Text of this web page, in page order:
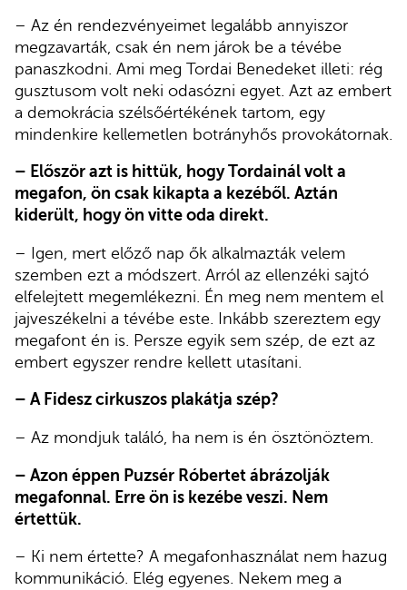
– Az én rendezvényeimet legalább annyiszor
megzavarták, csak én nem járok be a tévébe
panaszkodni. Ami meg Tordai Benedeket illeti: rég
gusztusom volt neki odasózni egyet. Azt az embert
a demokrácia szélsőértékének tartom, egy
mindenkire kellemetlen botrányhős provokátornak.
– Először azt is hittük, hogy Tordainál volt a
megafon, ön csak kikapta a kezéből. Aztán
kiderült, hogy ön vitte oda direkt.
– Igen, mert előző nap ők alkalmazták velem
szemben ezt a módszert. Arról az ellenzéki sajtó
elfelejtett megemlékezni. Én meg nem mentem el
jajveszékelni a tévébe este. Inkább szereztem egy
megafont én is. Persze egyik sem szép, de ezt az
embert egyszer rendre kellett utasítani.
– A Fidesz cirkuszos plakátja szép?
– Az mondjuk találó, ha nem is én ösztönöztem.
– Azon éppen Puzsér Róbertet ábrázolják
megafonnal. Erre ön is kezébe veszi. Nem
értettük.
– Ki nem értette? A megafonhasználat nem hazug
kommunikáció. Elég egyenes. Nekem meg a